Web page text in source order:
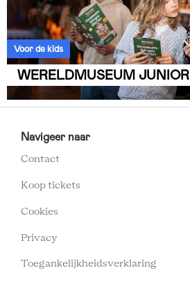
Voor de kids
WERELDMUSEUM JUNIOR
TROPEN
MUSEUM
FOOTER
MENU
Navigeer naar
Contact
Koop tickets
Cookies
Privacy
Toegankelijkheidsverklaring